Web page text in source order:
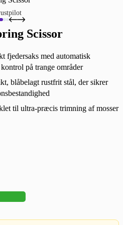
Scissor
fjedersaks med automatisk
på trange områder
blåbelagt rustfrit stål, der sikrer
til ultra-præcis trimning af mosser